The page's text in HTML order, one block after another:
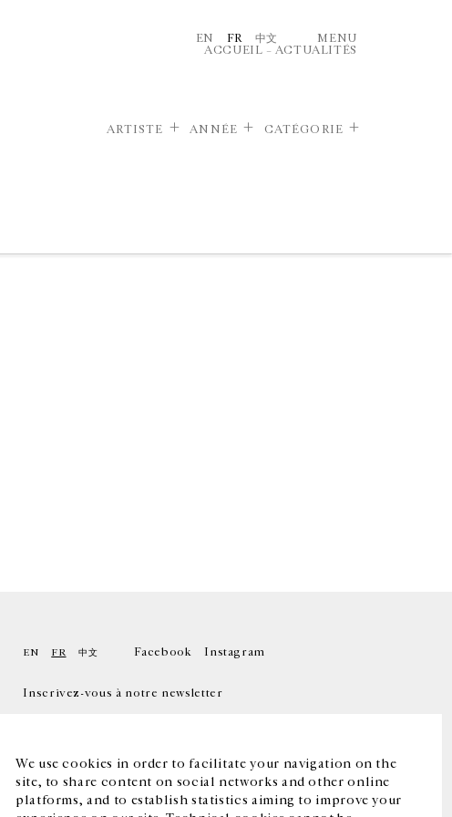
We use cookies in order to facilitate your navigation on the
site, to share content on social networks and other online
platforms, and to establish statistics aiming to improve your
EN FR 中文
MENU
ACCUEIL – ACTUALITÉS
ARTISTE ANNÉE CATÉGORIE
EN FR 中文 Facebook Instagram
Inscrivez-vous à notre newsletter